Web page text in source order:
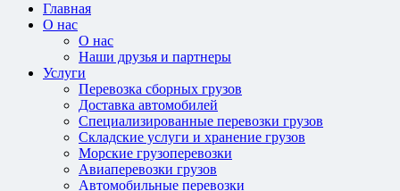
Главная
О нас
О нас
Наши друзья и партнеры
Услуги
Перевозка сборных грузов
Доставка автомобилей
Специализированные перевозки грузов
Складские услуги и хранение грузов
Морские грузоперевозки
Авиаперевозки грузов
Автомобильные перевозки